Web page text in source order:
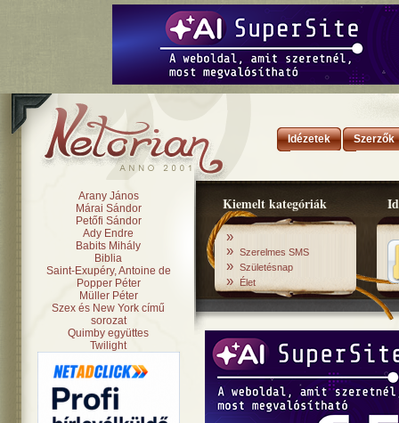
Idézetek Szerzők
Kiemelt kategóriák
»
» Szerelmes SMS
» Születésnap
» Élet
Arany János
Márai Sándor
Petőfi Sándor
Ady Endre
Babits Mihály
Biblia
Saint-Exupéry, Antoine de
Popper Péter
Müller Péter
Szex és New York című
sorozat
Quimby együttes
Twilight